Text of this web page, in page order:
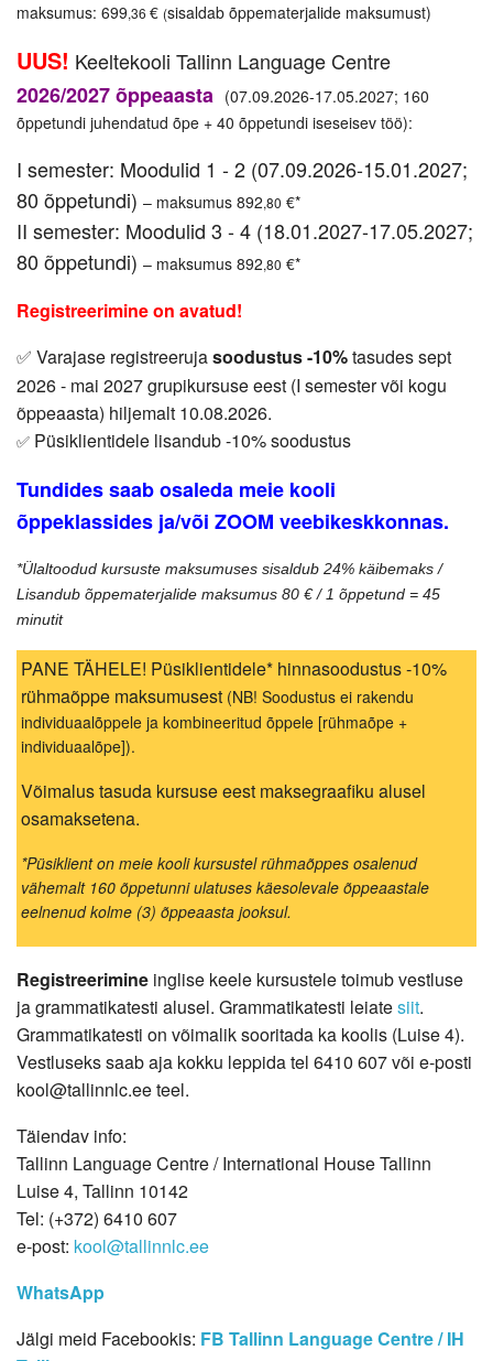
maksumus: 699,36 € (sisaldab õppematerjalide maksumust)
UUS! Keeltekooli Tallinn Language Centre
2026/2027 õppeaasta (07.09.2026-17.05.2027; 160
õppetundi juhendatud õpe + 40 õppetundi iseseisev töö):
I semester: Moodulid 1 - 2 (07.09.2026-15.01.2027;
80 õppetundi) – maksumus 892,80 €*
II semester: Moodulid 3 - 4 (18.01.2027-17.05.2027;
80 õppetundi) – maksumus 892,80 €*
Registreerimine on avatud!
✅ Varajase registreerujasoodustus -10%tasudes sept
2026 - mai 2027 grupikursuse eest (I semester või kogu
õppeaasta) hiljemalt 10.08.2026.
✅ Püsiklientidele lisandub -10% soodustus
Tundides saab osaleda meie kooli
õppeklassides ja/või ZOOM veebikeskkonnas.
*Ülaltoodud kursuste maksumuses sisaldub 24% käibemaks /
Lisandub õppematerjalide maksumus 80 € / 1 õppetund = 45
minutit
PANE TÄHELE! Püsiklientidele* hinnasoodustus -10%
rühmaõppe maksumusest (NB! Soodustus ei rakendu
individuaalõppele ja kombineeritud õppele [rühmaõpe +
individuaalõpe]).
Võimalus tasuda kursuse eest maksegraafiku alusel
osamaksetena.
*Püsiklient on meie kooli kursustel rühmaõppes osalenud
vähemalt 160 õppetunni ulatuses käesolevale õppeaastale
eelnenud kolme (3) õppeaasta jooksul.
Registreerimine inglise keele kursustele toimub vestluse
ja grammatikatesti alusel. Grammatikatesti leiatesiit.
Grammatikatesti on võimalik sooritada ka koolis (Luise 4).
Vestluseks saab aja kokku leppida tel 6410 607 või e-posti
kool@tallinnlc.ee teel.
Täiendav info:
Tallinn Language Centre / International House Tallinn
Luise 4, Tallinn 10142
Tel: (+372) 6410 607
e-post: kool@tallinnlc.ee
WhatsApp
Jälgi meid Facebookis: FB Tallinn Language Centre / IH